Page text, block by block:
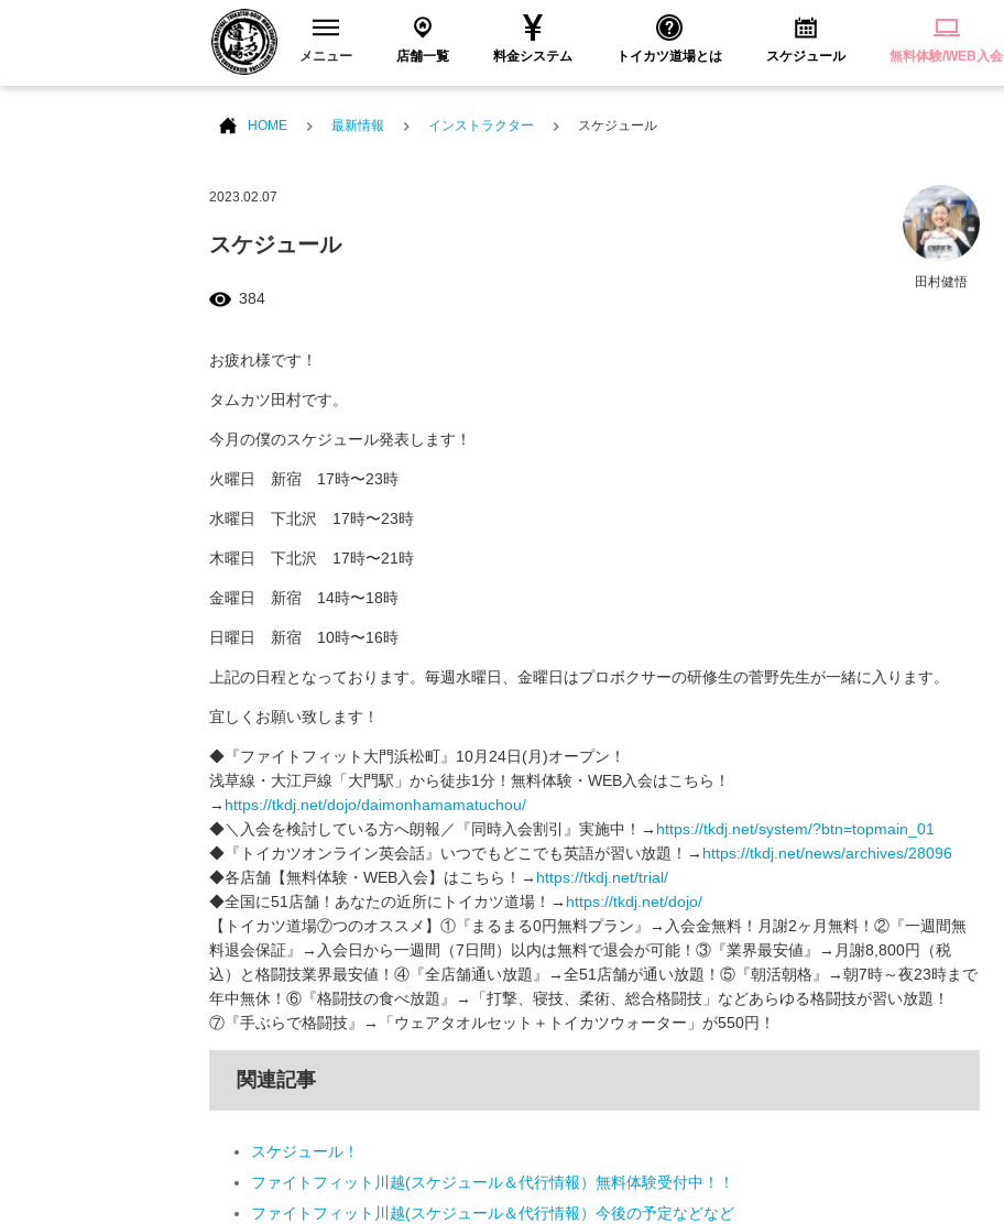
メニュー 店舗一覧 料金システム トイカツ道場とは スケジュール 無料体験/WEB入会
HOME 最新情報 インストラクター スケジュール
田村健悟
2023.02.07
スケジュール
384
お疲れ様です！
タムカツ田村です。
今月の僕のスケジュール発表します！
火曜日 新宿 17時〜23時
水曜日 下北沢 17時〜23時
木曜日 下北沢 17時〜21時
金曜日 新宿 14時〜18時
日曜日 新宿 10時〜16時
上記の日程となっております。毎週水曜日、金曜日はプロボクサーの研修生の菅野先生が一緒に入ります。
宜しくお願い致します！
◆『ファイトフィット大門浜松町』10月24日(月)オープン！
浅草線・大江戸線「大門駅」から徒歩1分！無料体験・WEB入会はこちら！
→ https://tkdj.net/dojo/daimonhamamatuchou/
◆＼入会を検討している方へ朗報／『同時入会割引』実施中！→ https://tkdj.net/system/?btn=topmain_01
◆『トイカツオンライン英会話』いつでもどこでも英語が習い放題！→ https://tkdj.net/news/archives/28096
◆各店舗【無料体験・WEB入会】はこちら！→ https://tkdj.net/trial/
◆全国に51店舗！あなたの近所にトイカツ道場！→ https://tkdj.net/dojo/
【トイカツ道場⑦つのオススメ】①『まるまる0円無料プラン』→入会金無料！月謝2ヶ月無料！②『一週間無
料退会保証』→入会日から一週間（7日間）以内は無料で退会が可能！③『業界最安値』→月謝8,800円（税
込）と格闘技業界最安値！④『全店舗通い放題』→全51店舗が通い放題！⑤『朝活朝格』→朝7時～夜23時まで
年中無休！⑥『格闘技の食べ放題』→「打撃、寝技、柔術、総合格闘技」などあらゆる格闘技が習い放題！
⑦『手ぶらで格闘技』→「ウェアタオルセット＋トイカツウォーター」が550円！
関連記事
スケジュール！
ファイトフィット川越(スケジュール＆代行情報）無料体験受付中！！
ファイトフィット川越(スケジュール＆代行情報）今後の予定などなど